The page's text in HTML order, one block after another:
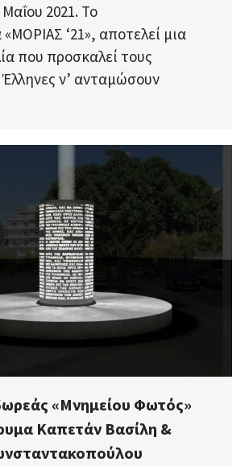
2021. Το
‘21», αποτελεί μια
που προσκαλεί τους
ν’ ανταμώσουν
«Μνημείου Φωτός»
Καπετάν Βασίλη &